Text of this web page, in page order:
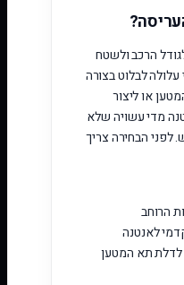
הרכב ולשטח
עלולה לבלוט בצורה
או ליצור
מדי עשויה שלא
הבחירה צריך
הרוחב
לאנטנה
תא המטען